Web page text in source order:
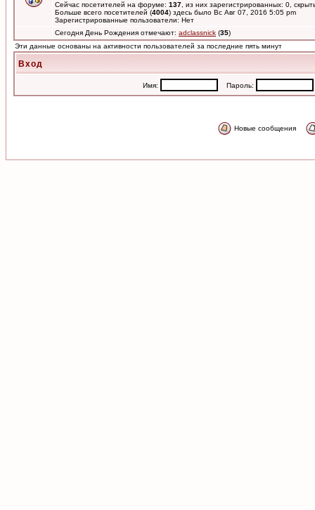
Сейчас посетителей на форуме: 137 , из них зарегистрированных: 0,
Больше всего посетителей (4004) здесь было Вс Авг 07, 2016 5:05 pm
Зарегистрированные пользователи: Нет
Сегодня День Рождения отмечают: adclassnick (35)
Эти данные основаны на активности пользователей за последние пять минут
Вход
Имя: Пароль:
Новые сообщения